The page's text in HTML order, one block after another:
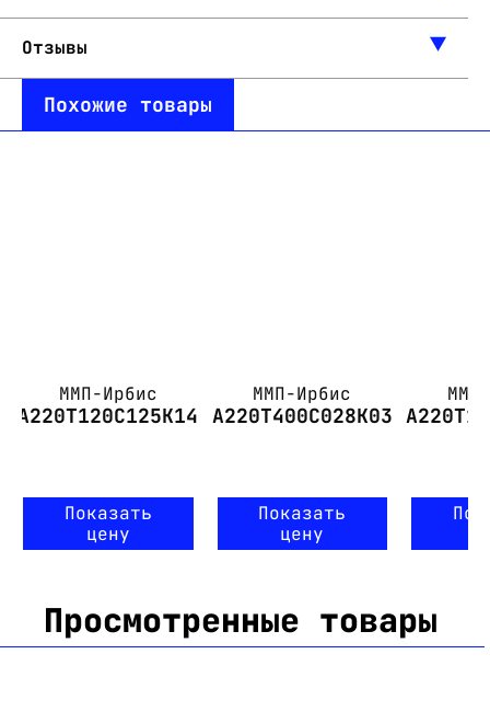
Отзывы
Похожие товары
ММП-Ирбис
А220Т120С125К14
Показать
цену
ММП-Ирбис
А220Т400С028К03
Показать
цену
Просмотренные товары